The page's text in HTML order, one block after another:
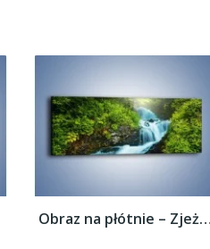
Obraz na płótnie – Zjeżdżalnia z wodospadu...